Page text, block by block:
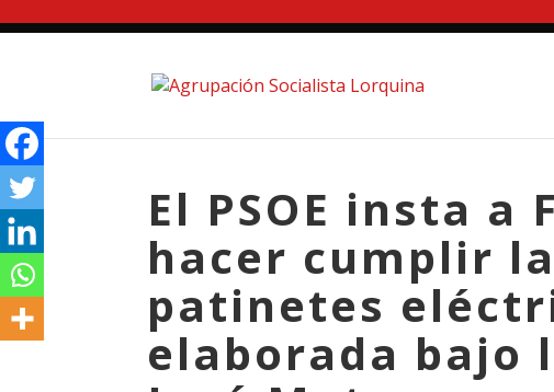
El PSOE insta a
hacer cumplir
patinetes
elaborada bajo